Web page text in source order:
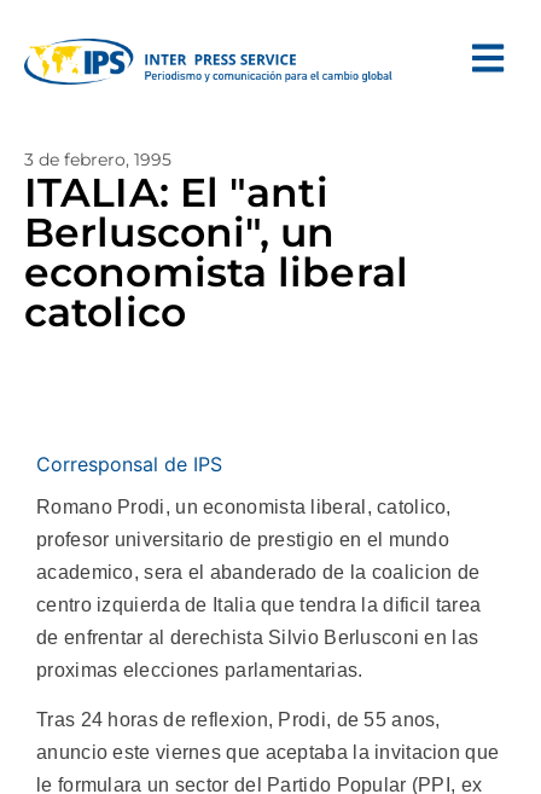
3 de febrero, 1995
ITALIA: El "anti
Berlusconi", un
economista liberal
catolico
Corresponsal de IPS
Romano Prodi, un economista liberal, catolico,
profesor universitario de prestigio en el mundo
academico, sera el abanderado de la coalicion de
centro izquierda de Italia que tendra la dificil tarea
de enfrentar al derechista Silvio Berlusconi en las
proximas elecciones parlamentarias.
Tras 24 horas de reflexion, Prodi, de 55 anos,
anuncio este viernes que aceptaba la invitacion que
le formulara un sector del Partido Popular (PPI, ex